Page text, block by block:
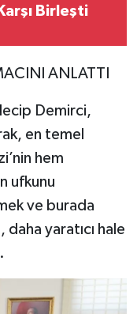
Birleşti
ANLATTI
Demirci,
en temel
hem
ufkunu
ve burada
daha yaratıcı hale